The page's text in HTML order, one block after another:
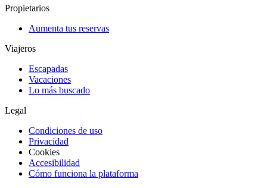
Propietarios
Aumenta tus reservas
Viajeros
Escapadas
Vacaciones
Lo más buscado
Legal
Condiciones de uso
Privacidad
Cookies
Accesibilidad
Cómo funciona la plataforma